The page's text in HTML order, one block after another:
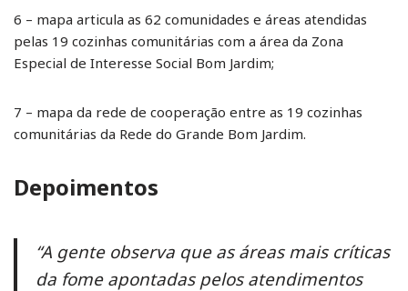
6 – mapa articula as 62 comunidades e áreas atendidas
pelas 19 cozinhas comunitárias com a área da Zona
Especial de Interesse Social Bom Jardim;
7 – mapa da rede de cooperação entre as 19 cozinhas
comunitárias da Rede do Grande Bom Jardim.
Depoimentos
“A gente observa que as áreas mais críticas
da fome apontadas pelos atendimentos